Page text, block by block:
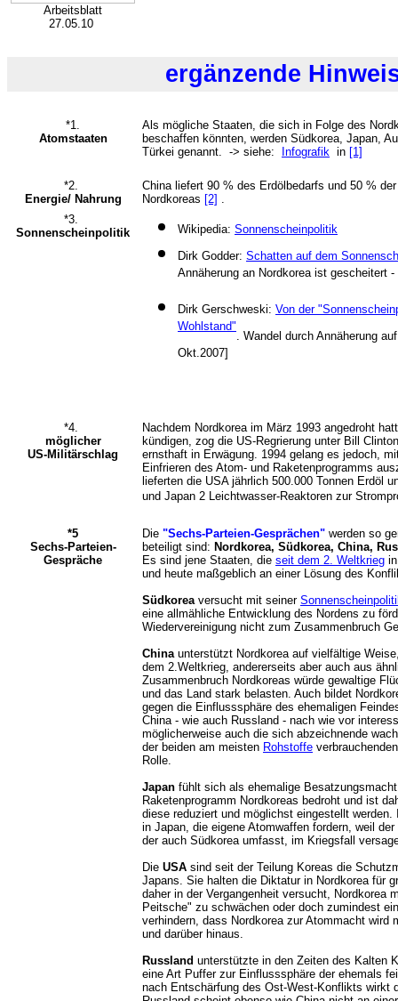
Arbeitsblatt
27.05.10
ergänzende
*1.
Atomstaaten
Als mögliche Staaten, die sich in Folge des
beschaffen könnten, werden Südkorea, Japan,
Türkei genannt. -> siehe:
Infografik in [1]
*2.
Energie/ Nahrung
China liefert 90 % des Erdölbedarfs und 50 %
Nordkoreas [2] .
*3.
Sonnenscheinpolitik
Wikipedia: Sonnenscheinpolitik
Dirk Godder: Schatten auf dem
Annäherung an Nordkorea ist gescheitert
Dirk Gerschweski: Von der
Wohlstand". Wandel durch Annäherung
Okt.2007]
*4.
möglicher
US-Militärschlag
Nachdem Nordkorea im März 1993 angedroht
kündigen, zog die US-Regrierung unter Bill
ernsthaft in Erwägung. 1994 gelang es jedoch,
Einfrieren des Atom- und Raketenprogramms
lieferten die USA jährlich 500.000 Tonnen Erdöl
und Japan 2 Leichtwasser-Reaktoren zur
*5
Sechs-Parteien-
Gespräche
Die "Sechs-Parteien-Gesprächen" werden so
beteiligt sind: Nordkorea, Südkorea, China,
Es sind jene Staaten, die seit dem 2. Weltkrieg
und heute maßgeblich an einer Lösung des
Südkoreaversucht mit seiner
eine allmähliche Entwicklung des Nordens zu
Wiedervereinigung nicht zum Zusammenbruch
Chinaunterstützt Nordkorea auf vielfältige
dem 2.Weltkrieg, andererseits aber auch aus
Zusammenbruch Nordkoreas würde gewaltige
und das Land stark belasten. Auch bildet
gegen die Einflusssphäre des ehemaligen
China - wie auch Russland - nach wie vor
möglicherweise auch die sich abzeichnende
der beiden am meisten Rohstoffe
Rolle.
Japan fühlt sich als ehemalige
Raketenprogramm Nordkoreas bedroht und ist
diese reduziert und möglichst eingestellt
in Japan, die eigene Atomwaffen fordern, weil
der auch Südkorea umfasst, im Kriegsfall
Die USA sind seit der Teilung Koreas die
Japans. Sie halten die Diktatur in Nordkorea für
daher in der Vergangenheit versucht, Nordkorea
Peitsche" zu schwächen oder doch zumindest
verhindern, dass Nordkorea zur Atommacht wird
und darüber hinaus.
Russland unterstützte in den Zeiten des Kalten
eine Art Puffer zur Einflusssphäre der ehemals
nach Entschärfung des Ost-West-Konflikts wirkt